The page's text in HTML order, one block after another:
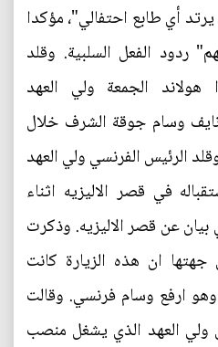
أي طابع احتفالي"، مؤكدا
ردود الفعل السلبية. وقلد
هولاند الجمعة ولي العهد
وسام جوقة الشرف خلال
الرئيس الفرنسي ولي العهد
في قصر الاليزيه اثناء
عن قصر الاليزيه. وذكرت
جهتها ان هذه الزيارة كانت
وهو ارفع وسام فرنسي. وقالت
ولي العهد الذي يشغل منصب